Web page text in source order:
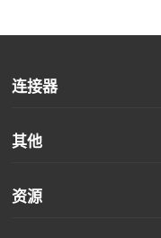
连接器
其他
资源